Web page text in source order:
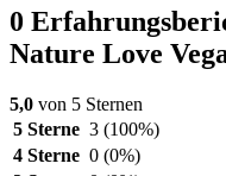
0
Nature Love
5,0 von 5 Sternen
5 Sterne 3 (100%)
4 Sterne 0 (0%)